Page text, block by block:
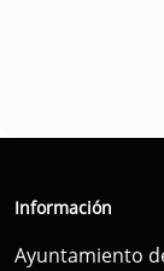
Información
Ayuntamiento